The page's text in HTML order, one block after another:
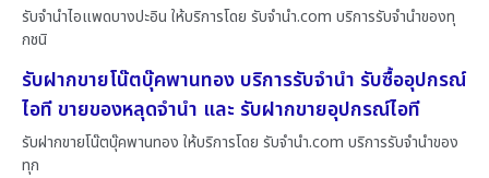
รับจำนำไอแพดบางปะอิน ให้บริการโดย รับจํานํา.com บริการรับจำนำของทุ
กชนิ
รับฝากขายโน๊ตบุ๊คพานทอง บริการรับจำนำ รับซื้ออุปกรณ์
ไอที ขายของหลุดจำนำ และ รับฝากขายอุปกรณ์ไอที
รับฝากขายโน๊ตบุ๊คพานทอง ให้บริการโดย รับจํานํา.com บริการรับจำนำของ
ทุก